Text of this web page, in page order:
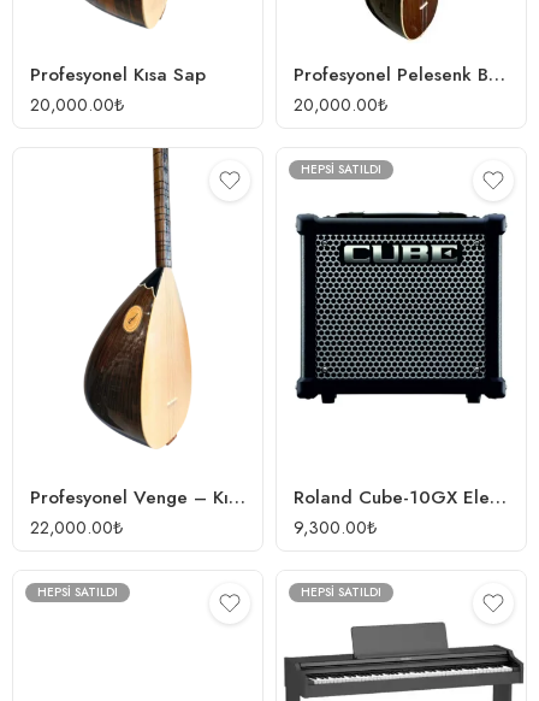
Profesyonel Kısa Sap
20,000.00₺
Profesyonel Pelesenk Bağlama
20,000.00₺
Profesyonel Venge – Kısa Sap
22,000.00₺
HEPSI SATILDI
Roland Cube-10GX Elektro Gitar Amfisi
9,300.00₺
HEPSI SATILDI HEPSI SATILDI